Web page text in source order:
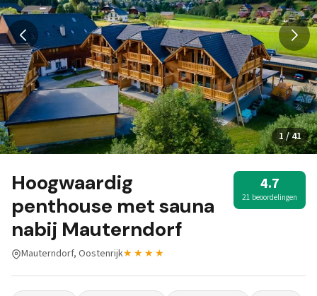
1 / 41
Hoogwaardig
penthouse met sauna
nabij Mauterndorf
4.7
21 beoordelingen
Mauterndorf, Oostenrijk★★★★